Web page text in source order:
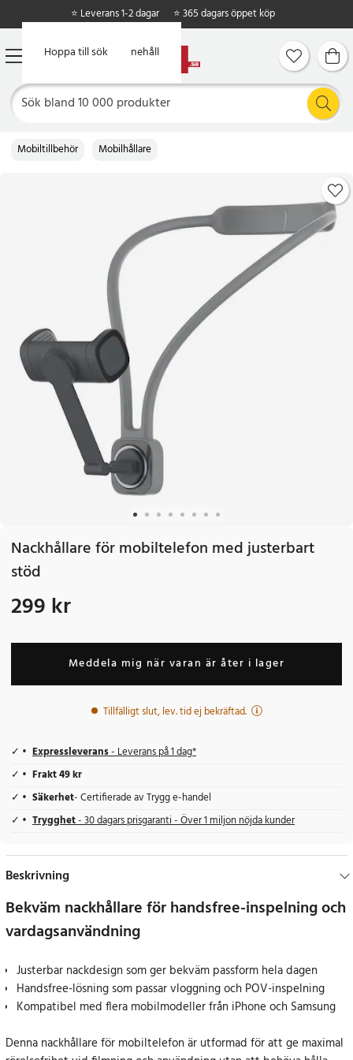
Hoppa till huvudinnehåll
Hoppa till sök
⭐ Leverans 1-2 dagar ⭐ 365 dagars öppet köp
Mobiltillbehör Mobilhållare
Nackhållare för mobiltelefon med justerbart
stöd
Pris:299 kr
299 kr
Meddela mig när varan är åter i lager
Tillfälligt slut, lev. tid ej bekräftad.
Expressleverans- Leverans på 1 dag*
Frakt 49 kr
Säkerhet- Certifierade av Trygg e-handel
Trygghet- 30 dagars prisgaranti - Över 1 miljon nöjda kunder
Beskrivning
Bekväm nackhållare för handsfree-inspelning och
vardagsanvändning
Justerbar nackdesign som ger bekväm passform hela dagen
Handsfree-lösning som passar vloggning och POV-inspelning
Kompatibel med flera mobilmodeller från iPhone och Samsung
Denna nackhållare för mobiltelefon är utformad för att ge maximal